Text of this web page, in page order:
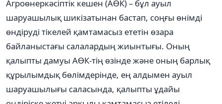
Агроөнеркəсіптік кешен (АӨК) – бұл ауыл
шаруашылық шикізатынан бастап, соңғы өнімді
өндіруді тікелей қамтамасыз ететін өзара
байланыстағы салалардың жиынтығы. Оның
қалыпты дамуы АӨК-тің өзінде жəне оның барлық
құрылымдық бөлімдерінде, ең алдымен ауыл
шаруашылығы саласында, қалыпты ұдайы